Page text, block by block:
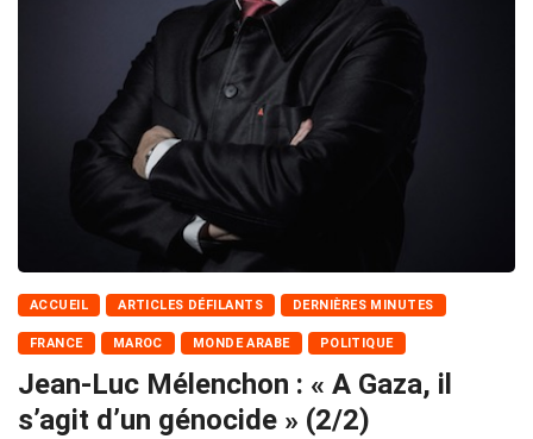
ACCUEIL ARTICLES DÉFILANTS DERNIÈRES MINUTES
FRANCE MAROC MONDE ARABE POLITIQUE
Jean-Luc Mélenchon : « A Gaza, il
s’agit d’un génocide » (2/2)